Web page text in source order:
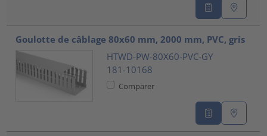
Goulotte de câblage 80x60 mm, 2000 mm, PVC, gris
HTWD-PW-80X60-PVC-GY
181-10168
Comparer